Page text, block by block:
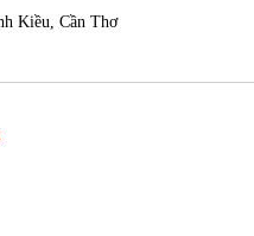
Kiều, Cần Thơ